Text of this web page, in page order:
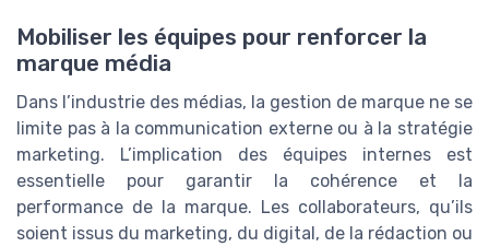
Mobiliser les équipes pour renforcer la
marque média
Dans l’industrie des médias, la gestion de marque ne se
limite pas à la communication externe ou à la stratégie
marketing. L’implication des équipes internes est
essentielle pour garantir la cohérence et la
performance de la marque. Les collaborateurs, qu’ils
soient issus du marketing, du digital, de la rédaction ou